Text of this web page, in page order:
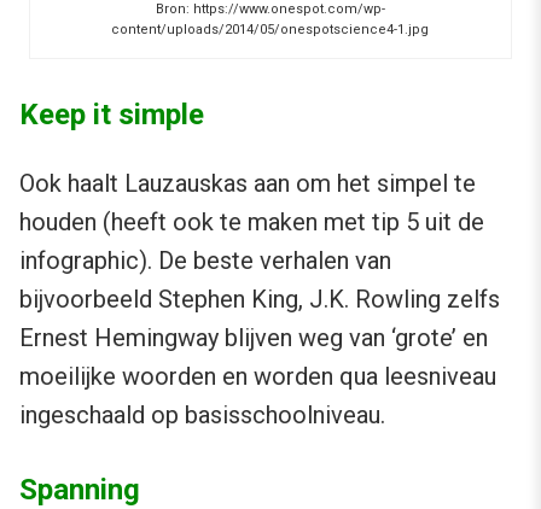
Bron: https://www.onespot.com/wp-
content/uploads/2014/05/onespotscience4-1.jpg
Keep it simple
Ook haalt Lauzauskas aan om het simpel te
houden (heeft ook te maken met tip 5 uit de
infographic). De beste verhalen van
bijvoorbeeld Stephen King, J.K. Rowling zelfs
Ernest Hemingway blijven weg van ‘grote’ en
moeilijke woorden en worden qua leesniveau
ingeschaald op basisschoolniveau.
Spanning